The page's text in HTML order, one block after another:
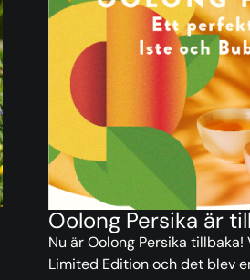
Oolong Persika är
Nu är Oolong Persika
Limited Edition och det blev